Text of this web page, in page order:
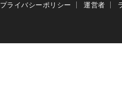
プライバシーポリシー 運営者